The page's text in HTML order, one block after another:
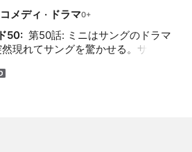
コメディ · ドラマ
50: 第50話: ミニはサングのドラマ
現れてサングを驚かせる。サング
家から意外な話を聞いてサンミン